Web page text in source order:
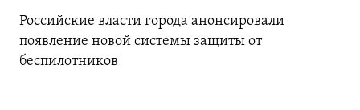
Российские власти города анонсировали
появление новой системы защиты от
беспилотников